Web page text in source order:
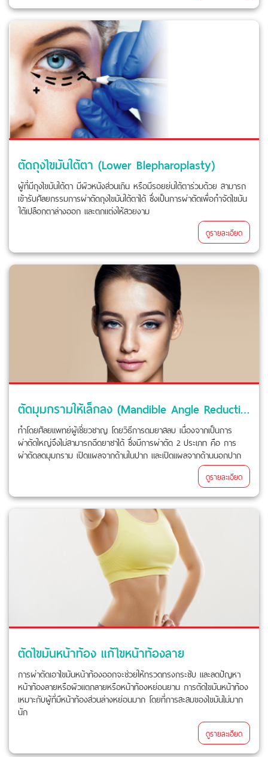
ตัดถุงไขมันใต้ตา (Lower Blepharoplasty)
ผู้ที่มีถุงไขมันใต้ตา มีผิวหนังส่วนเกิน หรือมีรอยย่นใต้ตาร่วมด้วย สามารถ
เข้ารับศัลยกรรมการผ่าตัดถุงไขมันใต้ตาได้ ซึ่งเป็นการผ่าตัดเพื่อกำจัดไขมัน
ใต้เปลือกตาล่างออก และตกแต่งให้สวยงาม
ดูรายละเอียด
ตัดมุมกรามให้เล็กลง (Mandible Angle Reduction)
ทำโดยศัลยแพทย์ผู้เชี่ยวชาญ โดยวิธีการดมยาสลบ เนื่องจากเป็นการ
ผ่าตัดใหญ่จึงไม่สามารถฉีดยาชาได้ ซึ่งมีการผ่าตัด 2 ประเภท คือ การ
ผ่าตัดลดมุมกราม เปิดแผลจากด้านในปาก และเปิดแผลจากด้านนอกปาก
ดูรายละเอียด
ตัดไขมันหน้าท้อง แก้ไขหน้าท้องลาย
การผ่าตัดเอาไขมันหน้าท้องออกจะช่วยให้ทรวดทรงกระชับ และลดปัญหา
หน้าท้องลายหรือผิวแตกลายหรือหน้าท้องหย่อนยาน การตัดไขมันหน้าท้อง
เหมาะกับผู้ที่มีหน้าท้องส่วนล่างหย่อนมาก โดยที่การสะสมของไขมันไม่มาก
นัก
ดูรายละเอียด